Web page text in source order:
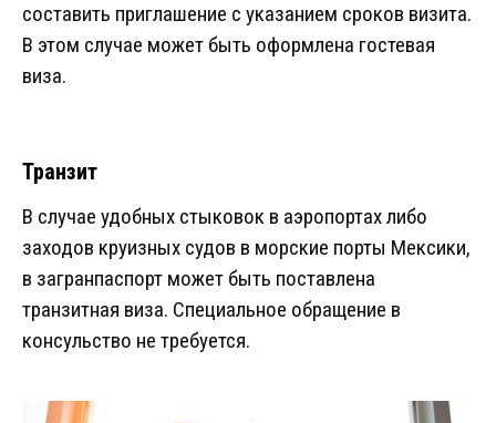
составить приглашение с указанием сроков визита.
В этом случае может быть оформлена гостевая
виза.
Транзит
В случае удобных стыковок в аэропортах либо
заходов круизных судов в морские порты Мексики,
в загранпаспорт может быть поставлена
транзитная виза. Специальное обращение в
консульство не требуется.